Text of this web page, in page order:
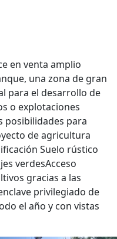
en venta amplio
una zona de gran
para el desarrollo de
o explotaciones
posibilidades para
de agricultura
Suelo rústico
verdesAcceso
gracias a las
privilegiado de
el año y con vistas